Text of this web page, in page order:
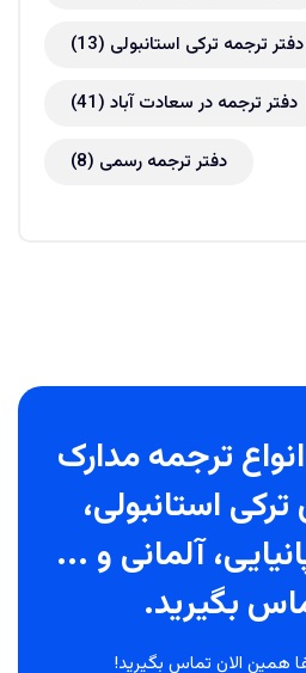
دفتر ترجمه ترکی استانبولی (13)
دفتر ترجمه در سعادت آباد (41)
دفتر ترجمه رسمی (8)
ترجمه مدارک
استانبولی،
آلمانی و ...
بگیرید.
همین الان تماس بگیرید!